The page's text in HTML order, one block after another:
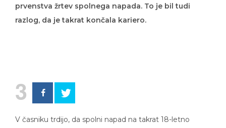
prvenstva žrtev spolnega napada. To je bil tudi
razlog, da je takrat končala kariero.
3
V časniku trdijo, da spolni napad na takrat 18-letno